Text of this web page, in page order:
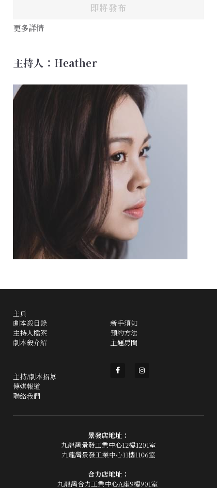
即將發布
更多詳情
主持人：Heather
主頁
劇本殺目錄
主持人檔案
劇本殺介紹
新手須知
預約方法
主題房間
主持/劇本招募
傳媒報道
聯絡我們
景發店地址：
九龍灣景發工業中心12樓1201室
九龍灣景發工業中心11樓1106室
合力店地址：
九龍灣合力工業中心A座9樓901室